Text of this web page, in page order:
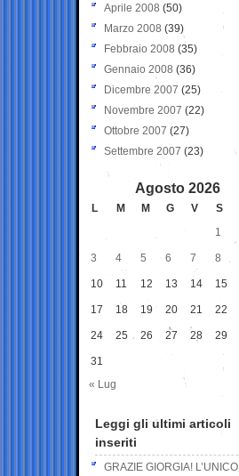
Aprile 2008 (50)
Marzo 2008 (39)
Febbraio 2008 (35)
Gennaio 2008 (36)
Dicembre 2007 (25)
Novembre 2007 (22)
Ottobre 2007 (27)
Settembre 2007 (23)
Agosto 2026
L M M G V S
1
3 4 5 6 7 8
10 11 12 13 14 15
17 18 19 20 21 22
24 25 26 27 28 29
31
« Lug
Leggi gli ultimi articoli
inseriti
GRAZIE GIORGIA! L’UNICO